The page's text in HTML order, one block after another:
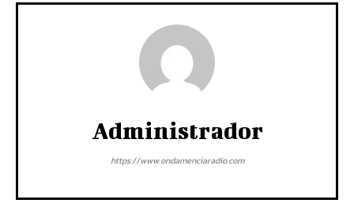
Administrador
https://www.ondamenciaradio.com